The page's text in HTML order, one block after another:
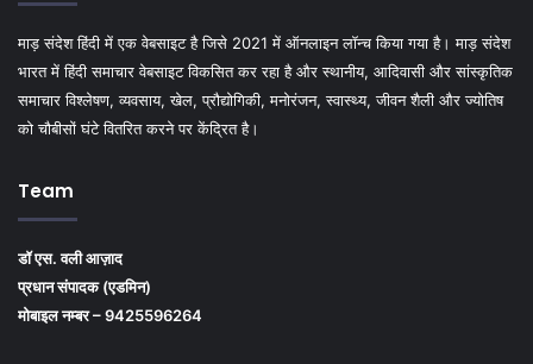
माड़ संदेश हिंदी में एक वेबसाइट है जिसे 2021 में ऑनलाइन लॉन्च किया गया है। माड़ संदेश
भारत में हिंदी समाचार वेबसाइट विकसित कर रहा है और स्थानीय, आदिवासी और सांस्कृतिक
समाचार विश्लेषण, व्यवसाय, खेल, प्रौद्योगिकी, मनोरंजन, स्वास्थ्य, जीवन शैली और ज्योतिष
को चौबीसों घंटे वितरित करने पर केंद्रित है।
Team
डॉ एस. वली आज़ाद
प्रधान संपादक (एडमिन)
मोबाइल नम्बर – 9425596264